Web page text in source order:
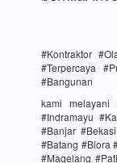
#Kontraktor
#Terpercaya
#Bangunan
kami melayani
#Indramayu
#Banjar
#Batang #Blora
#Magelang